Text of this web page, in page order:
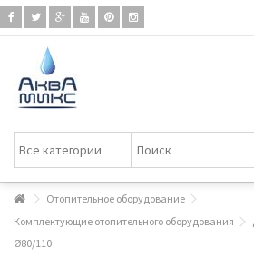
Отопительное оборудование
Комплектующие отопительного оборудования
Ø80/110